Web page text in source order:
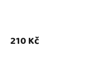
210 Kč